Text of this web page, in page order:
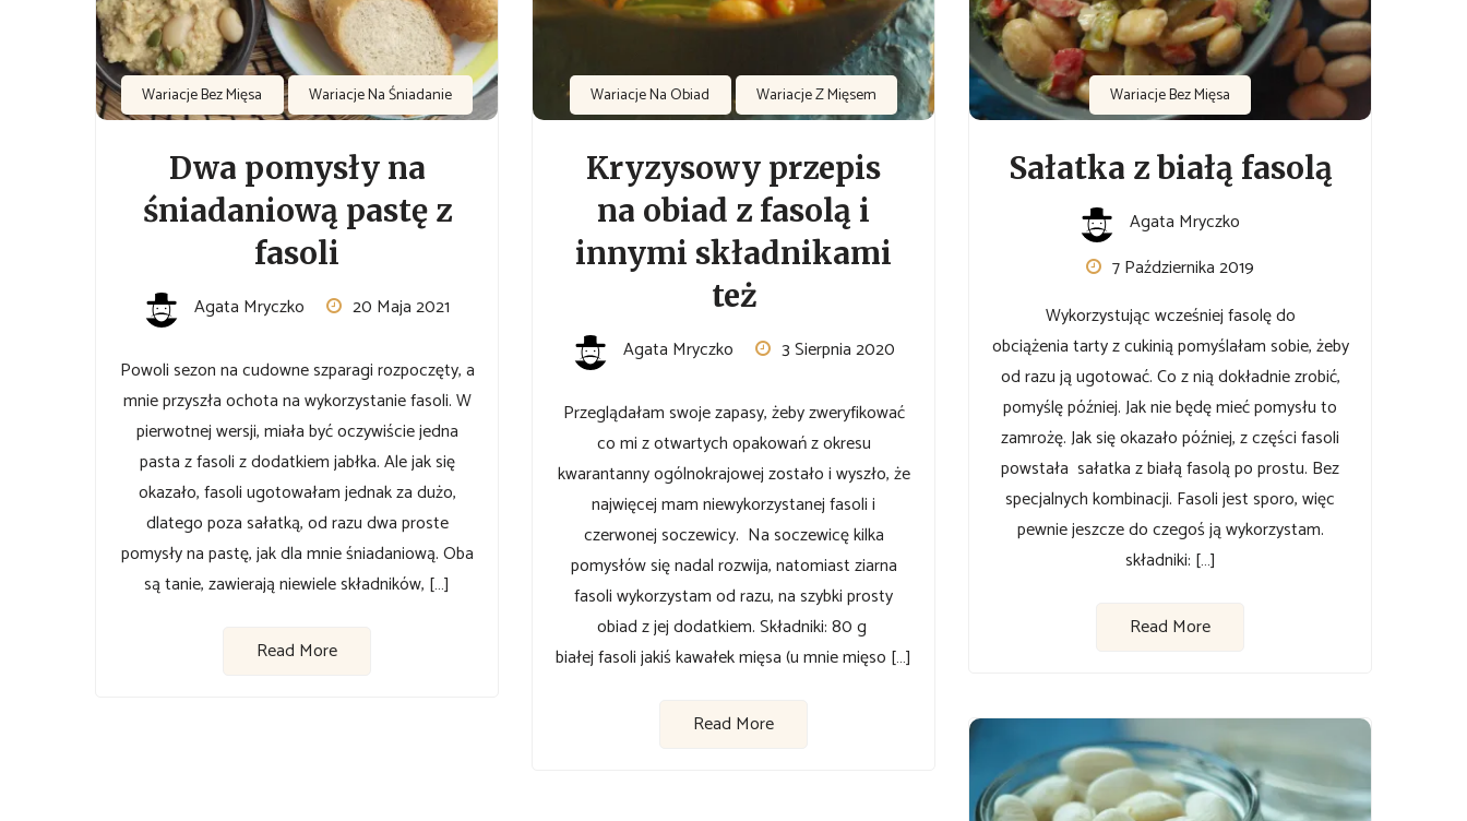
Wariacje Bez Mięsa Wariacje Na Śniadanie
Dwa pomysły na
śniadaniową pastę z
fasoli
Agata Mryczko 20 Maja 2021
Powoli sezon na cudowne szparagi rozpoczęty, a
mnie przyszła ochota na wykorzystanie fasoli. W
pierwotnej wersji, miała być oczywiście jedna
pasta z fasoli z dodatkiem jabłka. Ale jak się
okazało, fasoli ugotowałam jednak za dużo,
dlatego poza sałatką, od razu dwa proste
pomysły na pastę, jak dla mnie śniadaniową. Oba
są tanie, zawierają niewiele składników, […]
Read More
Wariacje Na Obiad Wariacje Z Mięsem
Kryzysowy przepis
na obiad z fasolą i
innymi składnikami
też
Agata Mryczko 3 Sierpnia 2020
Przeglądałam swoje zapasy, żeby zweryfikować
co mi z otwartych opakowań z okresu
kwarantanny ogólnokrajowej zostało i wyszło, że
najwięcej mam niewykorzystanej fasoli i
czerwonej soczewicy. Na soczewicę kilka
pomysłów się nadal rozwija, natomiast ziarna
fasoli wykorzystam od razu, na szybki prosty
obiad z jej dodatkiem. Składniki: 80 g
białej fasoli jakiś kawałek mięsa (u mnie mięso […]
Read More
Wariacje Bez Mięsa
Sałatka z białą fasolą
Agata Mryczko
7 Października 2019
Wykorzystując wcześniej fasolę do
obciążenia tarty z cukinią pomyślałam sobie, żeby
od razu ją ugotować. Co z nią dokładnie zrobić,
pomyślę później. Jak nie będę mieć pomysłu to
zamrożę. Jak się okazało później, z części fasoli
powstała sałatka z białą fasolą po prostu. Bez
specjalnych kombinacji. Fasoli jest sporo, więc
pewnie jeszcze do czegoś ją wykorzystam.
składniki: […]
Read More